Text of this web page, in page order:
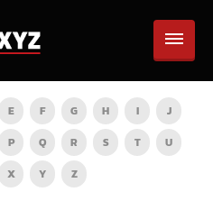
E F G H I
J
P Q R S T
U
X Y Z